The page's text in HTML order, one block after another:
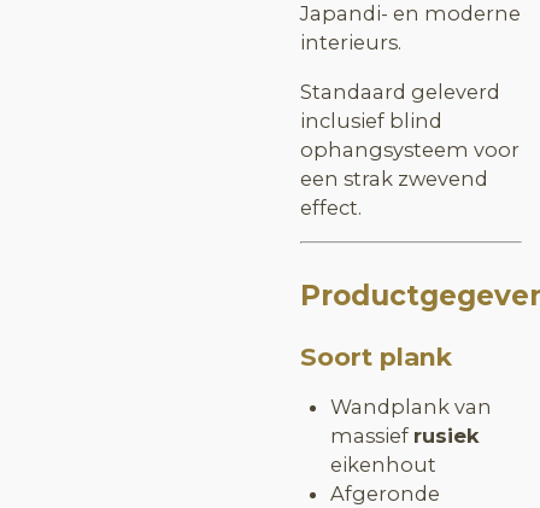
Japandi- en moderne
interieurs.
Standaard geleverd
inclusief blind
ophangsysteem voor
een strak zwevend
effect.
Soort plank
Wandplank van
massief rusiek
eikenhout
Afgeronde